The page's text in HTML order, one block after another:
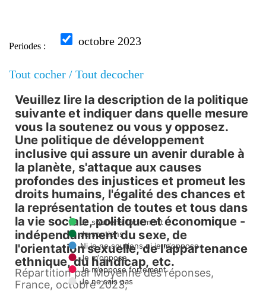
Periodes : octobre 2023
Tout cocher / Tout decocher
Veuillez lire la description de
Bar chart with 6 data series.
Répartition par Moyenne des réponses, France,
View as data table, Veuillez lire la description de la politique suivante
The chart has 1 X axis displaying Countries.
The chart has 1 Y axis displaying values. Data
Veuillez lire la description de la politique
suivante et indiquer dans quelle mesure
vous la soutenez ou vous y opposez.
Une politique de développement
inclusive qui assure un avenir durable à
la planète, s'attaque aux causes
profondes des injustices et promeut les
droits humains, l'égalité des chances et
la représentation de toutes et tous dans
la vie sociale, politique et économique -
indépendamment du sexe, de
l'orientation sexuelle, de l'appartenance
ethnique, du handicap, etc.
Répartition par Moyenne des réponses,
France, octobre 2023,
Je soutiens fortement
Je soutiens
Ni je ne soutiens ni je m‘oppose
Je m‘oppose
Je m’oppose fortement
Je ne sais pas